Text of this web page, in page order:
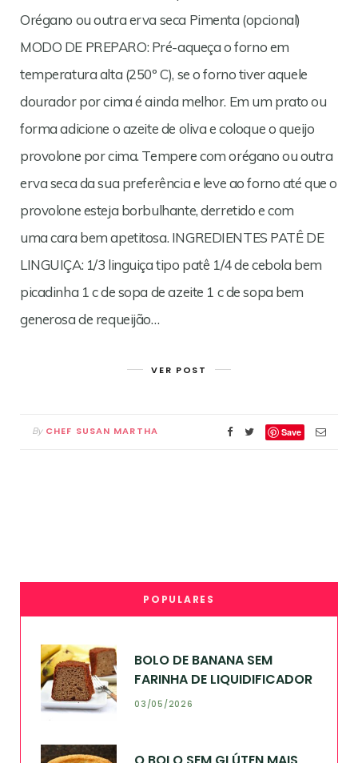
Orégano ou outra erva seca Pimenta (opcional)
MODO DE PREPARO: Pré-aqueça o forno em
temperatura alta (250º C), se o forno tiver aquele
dourador por cima é ainda melhor. Em um prato ou
forma adicione o azeite de oliva e coloque o queijo
provolone por cima. Tempere com orégano ou outra
erva seca da sua preferência e leve ao forno até que o
provolone esteja borbulhante, derretido e com
uma cara bem apetitosa. INGREDIENTES PATÊ DE
LINGUIÇA: 1/3 linguiça tipo patê 1/4 de cebola bem
picadinha 1 c de sopa de azeite 1 c de sopa bem
generosa de requeijão…
VER POST
By CHEF SUSAN MARTHA Save
POPULARES
BOLO DE BANANA SEM
FARINHA DE LIQUIDIFICADOR
03/05/2026